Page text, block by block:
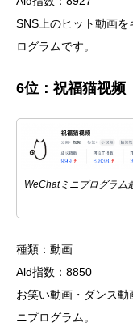
SNS上のヒット動画
ログラムです。
6位：祝福猫视频
WeChatミニプログラム
種類：動画
Ald指数：8850
お笑い動画・ダンス
ニプログラム。